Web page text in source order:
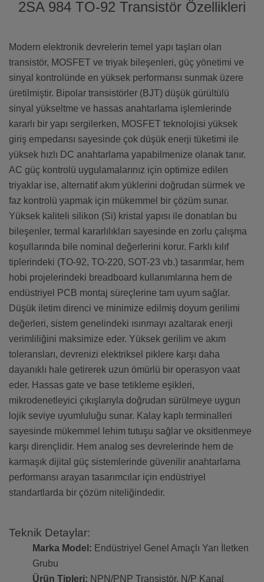
2SA 984 TO-92 Transistör Özellikleri
Modern elektronik devrelerin temel yapı taşları olan
transistör, MOSFET ve triyak bileşenleri, güç yönetimi ve
sinyal kontrolünde en yüksek performansı sunmak üzere
üretilmiştir. Bipolar transistörler (BJT) düşük gürültülü
sinyal yükseltme ve hassas anahtarlama işlemlerinde
kararlı bir yapı sergilerken, MOSFET teknolojisi yüksek
giriş empedansı sayesinde çok düşük enerji tüketimi ile
yüksek hızlı DC anahtarlama yapabilmenize olanak tanır.
AC güç kontrolü uygulamalarınız için optimize edilen
triyaklar ise, alternatif akım yüklerini doğrudan sürmek ve
faz kontrolü yapmak için mükemmel bir çözüm sunar.
Yüksek kaliteli silikon (Si) kristal yapısı ile donatılan bu
bileşenler, termal kararlılıkları sayesinde en zorlu çalışma
koşullarında bile nominal değerlerini korur. Farklı kılıf
tiplerindeki (TO-92, TO-220, SOT-23 vb.) tasarımlar, hem
hobi projelerindeki breadboard kullanımlarına hem de
endüstriyel PCB montaj süreçlerine tam uyum sağlar.
Düşük iletim direnci ve minimize edilmiş doyum gerilimi
değerleri, sistem genelindeki ısınmayı azaltarak enerji
verimliliğini maksimize eder. Yüksek gerilim ve akım
toleransları, devrenizi elektriksel piklere karşı daha
dayanıklı hale getirerek uzun ömürlü bir operasyon vaat
eder. Hassas gate ve base tetikleme eşikleri,
mikrodenetleyici çıkışlarıyla doğrudan sürülmeye uygun
lojik seviye uyumluluğu sunar. Kalay kaplı terminalleri
sayesinde mükemmel lehim tutuşu sağlar ve oksitlenmeye
karşı dirençlidir. Hem analog ses devrelerinde hem de
karmaşık dijital güç sistemlerinde güvenilir anahtarlama
performansı arayan tasarımcılar için endüstriyel
standartlarda bir çözüm niteliğindedir.
Teknik Detaylar:
Marka Model: Endüstriyel Genel Amaçlı Yarı İletken
Grubu
Ürün Tipleri: NPN/PNP Transistör, N/P Kanal